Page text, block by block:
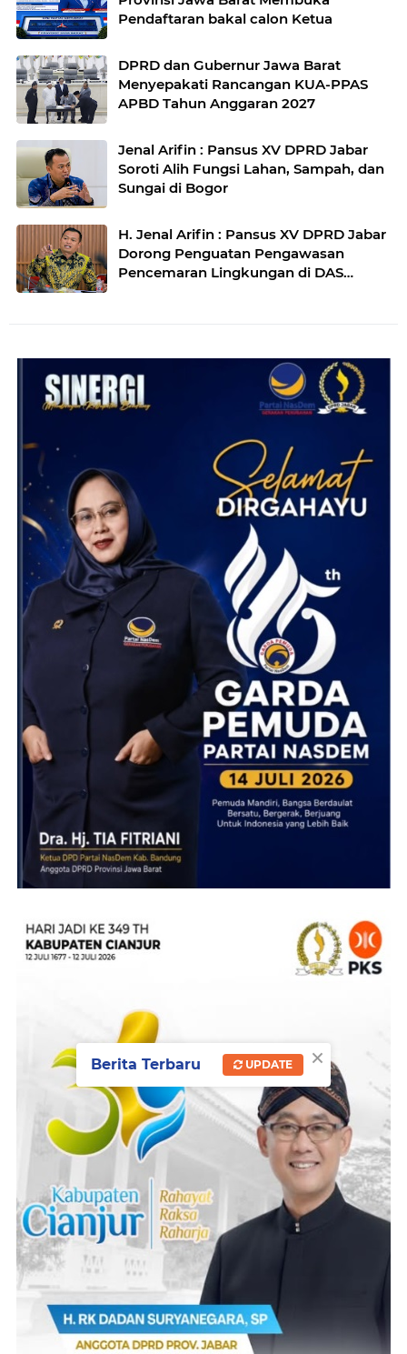
Pendaftaran bakal calon Ketua
DPRD dan Gubernur Jawa Barat
Menyepakati Rancangan KUA-PPAS
APBD Tahun Anggaran 2027
Jenal Arifin : Pansus XV DPRD Jabar
Soroti Alih Fungsi Lahan, Sampah, dan
Sungai di Bogor
H. Jenal Arifin : Pansus XV DPRD Jabar
Dorong Penguatan Pengawasan
Pencemaran Lingkungan di DAS
×
Berita Terbaru UPDATE